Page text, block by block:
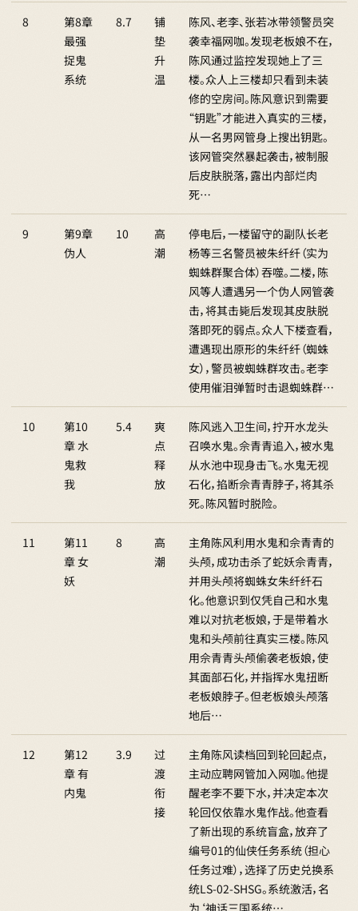
8
第8章
最强
捉鬼
系统
8.7
铺
垫
升
温
陈风、老李、张若冰带领警员突
袭幸福网咖。发现老板娘不在，
陈风通过监控发现她上了三
楼。众人上三楼却只看到未装
修的空房间。陈风意识到需要
“钥匙”才能进入真实的三楼，
从一名男网管身上搜出钥匙。
该网管突然暴起袭击，被制服
后皮肤脱落，露出内部烂肉
死…
9
第9章
伪人
10
高
潮
停电后，一楼留守的副队长老
杨等三名警员被朱纤纤（实为
蜘蛛群聚合体）吞噬。二楼，陈
风等人遭遇另一个伪人网管袭
击，将其击毙后发现其皮肤脱
落即死的弱点。众人下楼查看，
遭遇现出原形的朱纤纤（蜘蛛
女），警员被蜘蛛群攻击。老李
使用催泪弹暂时击退蜘蛛群…
10
第10
章 水
鬼救
我
5.4
爽
点
释
放
陈风逃入卫生间，拧开水龙头
召唤水鬼。佘青青追入，被水鬼
从水池中现身击飞。水鬼无视
石化，掐断佘青青脖子，将其杀
死。陈风暂时脱险。
11
第11
章 女
妖
8
高
潮
主角陈风利用水鬼和佘青青的
头颅，成功击杀了蛇妖佘青青，
并用头颅将蜘蛛女朱纤纤石
化。他意识到仅凭自己和水鬼
难以对抗老板娘，于是带着水
鬼和头颅前往真实三楼。陈风
用佘青青头颅偷袭老板娘，使
其面部石化，并指挥水鬼扭断
老板娘脖子。但老板娘头颅落
地后…
12
第12
章 有
内鬼
3.9
过
渡
衔
接
主角陈风读档回到轮回起点，
主动应聘网管加入网咖。他提
醒老李不要下水，并决定本次
轮回仅依靠水鬼作战。他查看
了新出现的系统盲盒，放弃了
编号01的仙侠任务系统（担心
任务过难），选择了历史兑换系
统LS-02-SHSG。系统激活，名
为‘神话三国系统…